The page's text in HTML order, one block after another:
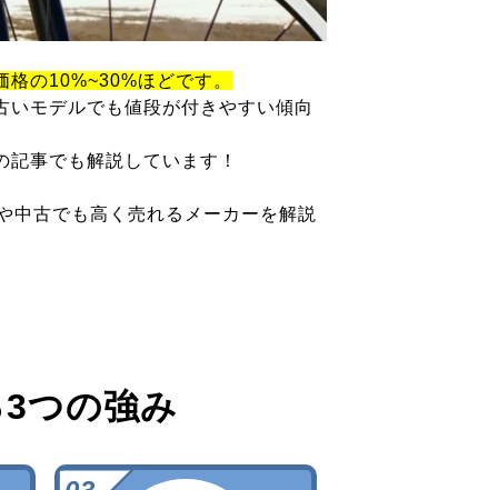
格の10%~30%ほどです。
モデルでも値段が付きやすい傾向
事でも解説しています！
中古でも高く売れるメーカーを解説
3つの強み